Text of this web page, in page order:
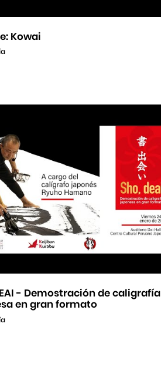
Kowai
- Demostración de caligrafía
en gran formato